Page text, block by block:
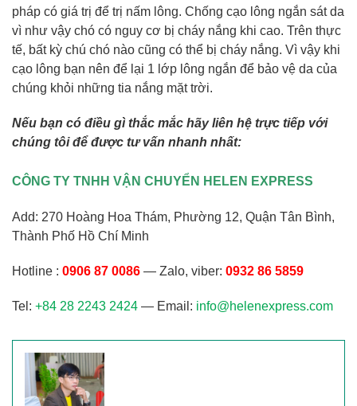
pháp có giá trị để trị nấm lông. Chống cạo lông ngắn sát da
vì như vậy chó có nguy cơ bị cháy nắng khi cao. Trên thực
tế, bất kỳ chú chó nào cũng có thể bị cháy nắng. Vì vậy khi
cạo lông bạn nên để lại 1 lớp lông ngắn để bảo vệ da của
chúng khỏi những tia nắng mặt trời.
Nếu bạn có điều gì thắc mắc hãy liên hệ trực tiếp với
chúng tôi để được tư vấn nhanh nhất:
CÔNG TY TNHH VẬN CHUYỂN HELEN EXPRESS
Add: 270 Hoàng Hoa Thám, Phường 12, Quận Tân Bình,
Thành Phố Hồ Chí Minh
Hotline : 0906 87 0086 — Zalo, viber: 0932 86 5859
Tel: +84 28 2243 2424 — Email: info@helenexpress.com